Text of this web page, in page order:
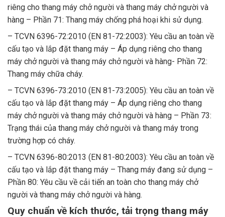
riêng cho thang máy chở người và thang máy chở người và
hàng – Phần 71: Thang máy chống phá hoại khi sử dụng.
– TCVN 6396-72:2010 (EN 81-72:2003): Yêu cầu an toàn về
cấu tạo và lắp đặt thang máy – Áp dụng riêng cho thang
máy chở người và thang máy chở người và hàng- Phần 72:
Thang máy chữa cháy.
– TCVN 6396-73:2010 (EN 81-73:2005): Yêu cầu an toàn về
cấu tạo và lắp đặt thang máy – Áp dụng riêng cho thang
máy chở người và thang máy chở người và hàng – Phần 73:
Trạng thái của thang máy chở người và thang máy trong
trường hợp có cháy.
– TCVN 6396-80:2013 (EN 81-80:2003): Yêu cầu an toàn về
cấu tạo và lắp đặt thang máy – Thang máy đang sử dụng –
Phần 80: Yêu cầu về cải tiến an toàn cho thang máy chở
người và thang máy chở người và hàng.
Quy chuẩn về kích thước, tải trọng thang máy